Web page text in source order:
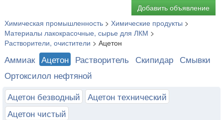
Добавить объявление
Химическая промышленность > Химические продукты >
Материалы лакокрасочные, сырье для ЛКМ >
Растворители, очистители > Ацетон
Аммиак Ацетон Растворитель Скипидар Смывки
Ортоксилол нефтяной
Ацетон безводный
Ацетон технический
Ацетон чистый